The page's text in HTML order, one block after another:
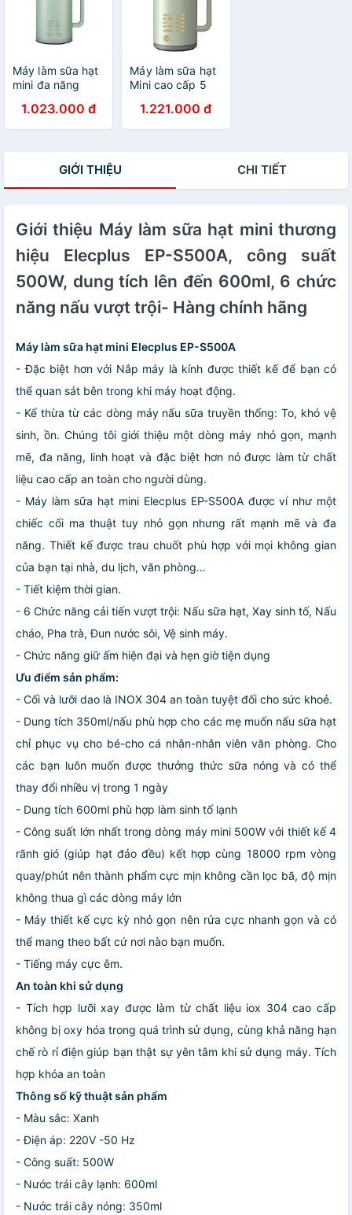
Máy làm sữa hạt
mini đa năng
S500A thương
hiệu cao cấp
HÀNG NHẬP
1.023.000 đ
Máy làm sữa hạt
Mini cao cấp 5
Elecplus EP-
S500, công suất
1.221.000 đ
GIỚI THIỆU CHI TIẾT
Giới thiệu Máy làm sữa hạt mini thương
hiệu Elecplus EP-S500A, công suất
500W, dung tích lên đến 600ml, 6 chức
năng nấu vượt trội- Hàng chính hãng
Máy làm sữa hạt mini Elecplus EP-S500A
- Đặc biệt hơn với Nắp máy là kính được thiết kế để bạn có
thể quan sát bên trong khi máy hoạt động.
- Kế thừa từ các dòng máy nấu sữa truyền thống: To, khó vệ
sinh, ồn. Chúng tôi giới thiệu một dòng máy nhỏ gọn, mạnh
mẽ, đa năng, linh hoạt và đặc biệt hơn nó được làm từ chất
liệu cao cấp an toàn cho người dùng.
- Máy làm sữa hạt mini Elecplus EP-S500A được ví như một
chiếc cối ma thuật tuy nhỏ gọn nhưng rất mạnh mẽ và đa
năng. Thiết kế được trau chuốt phù hợp với mọi không gian
của bạn tại nhà, du lịch, văn phòng…
- Tiết kiệm thời gian.
- 6 Chức năng cải tiến vượt trội: Nấu sữa hạt, Xay sinh tố, Nấu
cháo, Pha trà, Đun nước sôi, Vệ sinh máy.
- Chức năng giữ ấm hiện đại và hẹn giờ tiện dụng
Ưu điểm sản phẩm:
- Cối và lưỡi dao là INOX 304 an toàn tuyệt đối cho sức khoẻ.
- Dung tích 350ml/nấu phù hợp cho các mẹ muốn nấu sữa hạt
chỉ phục vụ cho bé-cho cá nhân-nhân viên văn phòng. Cho
các bạn luôn muốn được thưởng thức sữa nóng và có thể
thay đổi nhiều vị trong 1 ngày
- Dung tích 600ml phù hợp làm sinh tố lạnh
- Công suất lớn nhất trong dòng máy mini 500W với thiết kế 4
rãnh gió (giúp hạt đảo đều) kết hợp cùng 18000 rpm vòng
quay/phút nên thành phẩm cực mịn không cần lọc bã, độ mịn
không thua gì các dòng máy lớn
- Máy thiết kế cực kỳ nhỏ gọn nên rửa cực nhanh gọn và có
thể mang theo bất cứ nơi nào bạn muốn.
- Tiếng máy cực êm.
An toàn khi sử dụng
- Tích hợp lưỡi xay được làm từ chất liệu iox 304 cao cấp
không bị oxy hóa trong quá trình sử dụng, cùng khả năng hạn
chế rò rỉ điện giúp bạn thật sự yên tâm khi sử dụng máy. Tích
hợp khóa an toàn
Thông số kỹ thuật sản phẩm
- Màu sắc: Xanh
- Điện áp: 220V -50 Hz
- Công suất: 500W
- Nước trái cây lạnh: 600ml
- Nước trái cây nóng: 350ml